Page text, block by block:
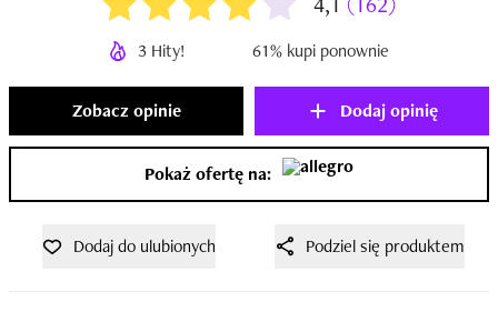
3 Hity! 61% kupi ponownie
Zobacz opinie Dodaj opinię
Pokaż ofertę na:
Dodaj do ulubionych Podziel się produktem